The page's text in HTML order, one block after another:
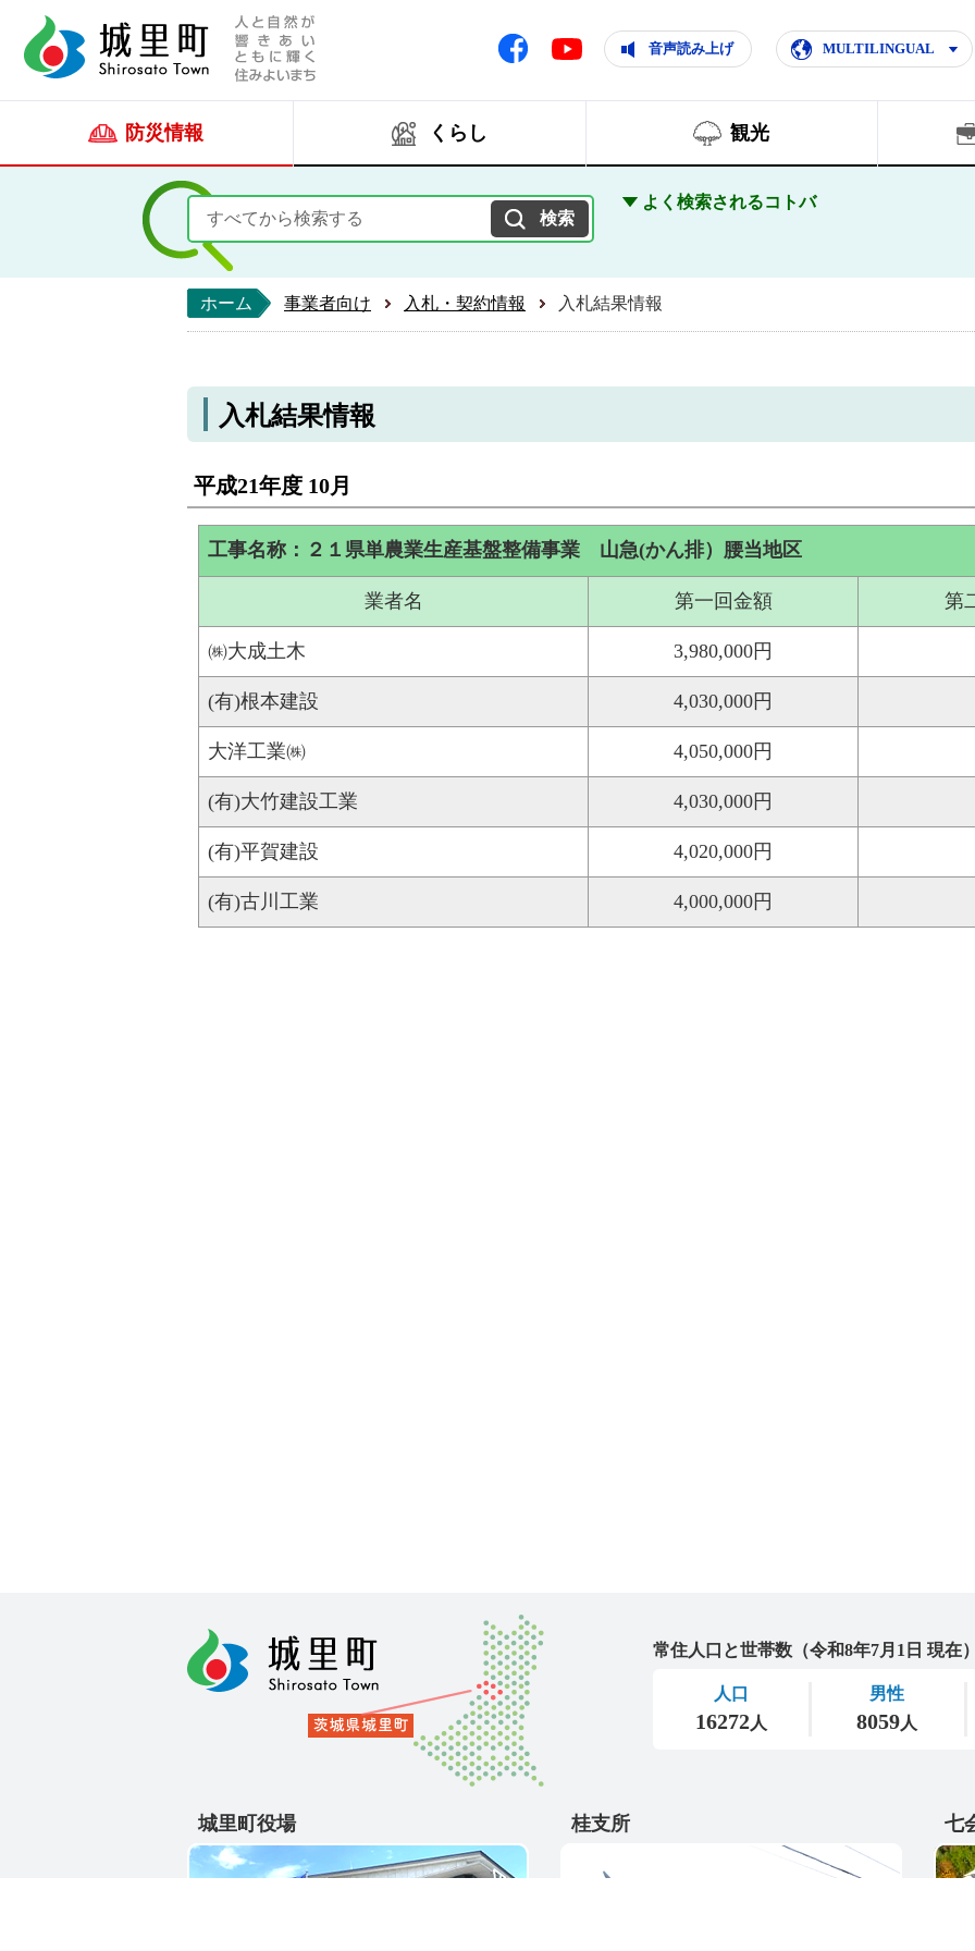
人と自然が響きあいともに輝く住みよいまち
Facebook Youtube 音声読み上げ MULTILINGUAL
防災情報 くらし 観光
よく検索されるコトバ
ホーム 事業者向け 入札・契約情報 入札結果情報
入札結果情報
平成21年度 10月
工事名称：２１県単農業生産基盤整備事業 山急(かん排）腰当地区
業者名 第一回金額 第
㈱大成土木 3,980,000円
(有)根本建設 4,030,000円
大洋工業㈱ 4,050,000円
(有)大竹建設工業 4,030,000円
(有)平賀建設 4,020,000円
(有)古川工業 4,000,000円
城里町役場 桂支所 七